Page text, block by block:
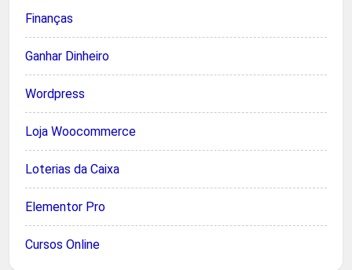
Finanças
Ganhar Dinheiro
Wordpress
Loja Woocommerce
Loterias da Caixa
Elementor Pro
Cursos Online